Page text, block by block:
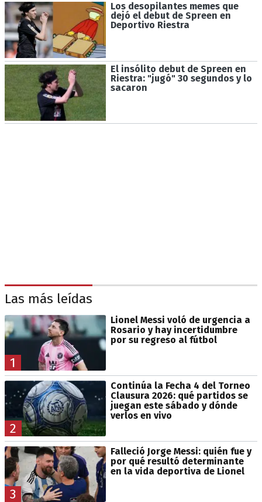
Los desopilantes memes que
dejó el debut de Spreen en
Deportivo Riestra
El insólito debut de Spreen en
Riestra: "jugó" 30 segundos y lo
sacaron
Las más leídas
1
Lionel Messi voló de urgencia a
Rosario y hay incertidumbre
por su regreso al fútbol
2
Continúa la Fecha 4 del Torneo
Clausura 2026: qué partidos se
juegan este sábado y dónde
verlos en vivo
3
Falleció Jorge Messi: quién fue y
por qué resultó determinante
en la vida deportiva de Lionel